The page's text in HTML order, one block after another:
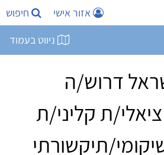
אזור אישי חיפוש
ניווט בעמוד
דרוש/ה
ת קליני/ת
תיקשורתי